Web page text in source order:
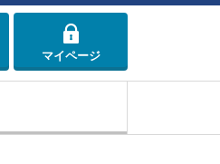
マイページ